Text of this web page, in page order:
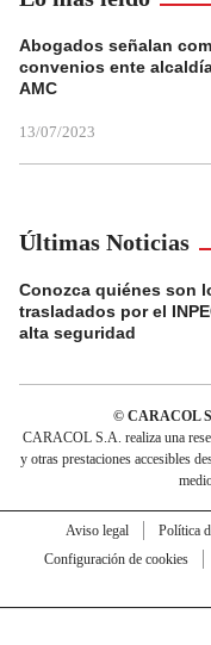
Abogados señalan
convenios ente
AMC
13/07/2023
Últimas Noticias
Conozca quiénes son
trasladados por el
alta seguridad
© CARACOL
CARACOL S.A. realiza una
y otras prestaciones accesibles
Aviso legal Política
Configuración de cookies